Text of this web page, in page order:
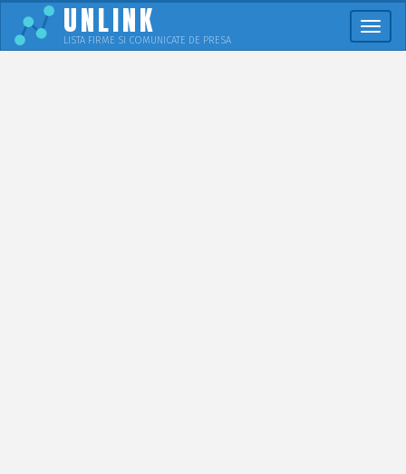
UNLINK
LISTA FIRME SI COMUNICATE DE PRESA